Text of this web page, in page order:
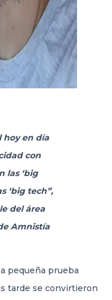
hoy en día
con
las ‘big
‘big tech”,
del área
Amnistía
pequeña prueba
tarde se convirtieron